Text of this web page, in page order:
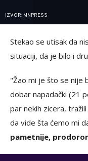
IZVOR: MNPRESS
Stekao se utisak da
situaciji, da je bilo i
"Žao mi je što se nije
dobar napadački (21
par nekih zicera,
da vide šta ćemo mi
pametnije,